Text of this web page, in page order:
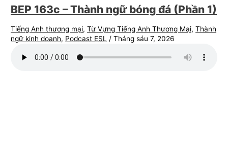
BEP 163c – Thành ngữ bóng đá (Phần 1)
Tiếng Anh thương mại,Từ Vựng Tiếng Anh Thương Mại,Thành
ngữ kinh doanh, Podcast ESL /Tháng sáu 7, 2026